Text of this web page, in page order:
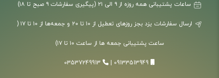
ارسال سفارشات یزد بجز روزهای تعطیل از ۱۰ تا ۲۰ و جمعه‌ها از ۱۰ تا ۱۷ (
ساعت پشتیبانی جمعه ها از ساعت ۱۰ تا ۱۷)
09133513949
03537249913